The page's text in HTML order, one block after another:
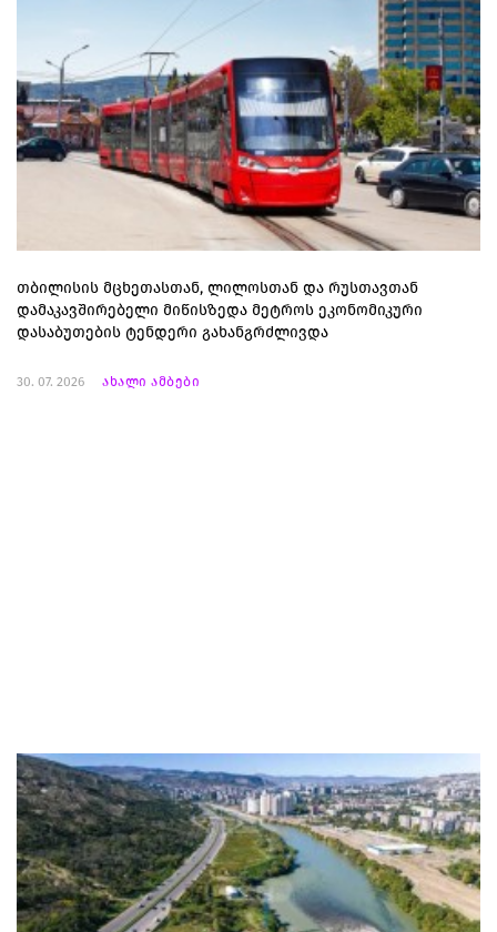
თბილისის მცხეთასთან, ლილოსთან და რუსთავთან
დამაკავშირებელი მიწისზედა მეტროს ეკონომიკური
დასაბუთების ტენდერი გახანგრძლივდა
30. 07. 2026 ახალი ამბები